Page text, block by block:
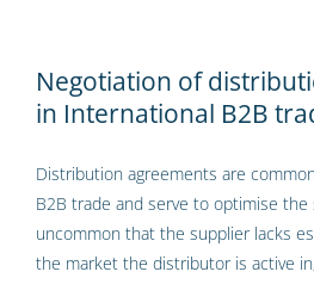
Negotiation of
in International B2B
Distribution agreements are
B2B trade and serve to optimise the
uncommon that the supplier lacks
the market the distributor is active